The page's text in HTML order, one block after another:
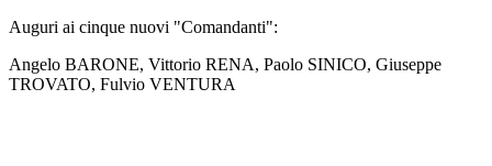
Auguri ai cinque nuovi "Comandanti":
Angelo BARONE, Vittorio RENA, Paolo SINICO, Giuseppe
TROVATO, Fulvio VENTURA